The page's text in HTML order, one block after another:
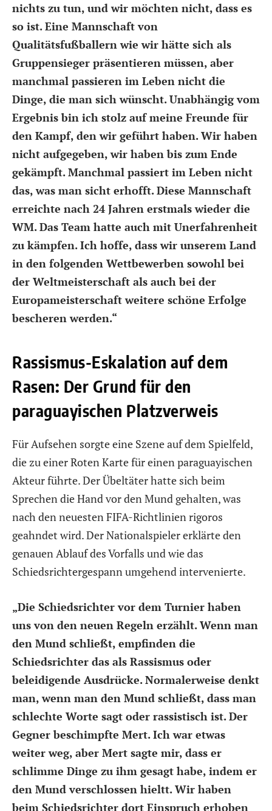
nichts zu tun, und wir möchten nicht, dass es
so ist. Eine Mannschaft von
Qualitätsfußballern wie wir hätte sich als
Gruppensieger präsentieren müssen, aber
manchmal passieren im Leben nicht die
Dinge, die man sich wünscht. Unabhängig vom
Ergebnis bin ich stolz auf meine Freunde für
den Kampf, den wir geführt haben. Wir haben
nicht aufgegeben, wir haben bis zum Ende
gekämpft. Manchmal passiert im Leben nicht
das, was man sicht erhofft. Diese Mannschaft
erreichte nach 24 Jahren erstmals wieder die
WM. Das Team hatte auch mit Unerfahrenheit
zu kämpfen. Ich hoffe, dass wir unserem Land
in den folgenden Wettbewerben sowohl bei
der Weltmeisterschaft als auch bei der
Europameisterschaft weitere schöne Erfolge
bescheren werden.“
Rassismus-Eskalation auf dem
Rasen: Der Grund für den
paraguayischen Platzverweis
Für Aufsehen sorgte eine Szene auf dem Spielfeld,
die zu einer Roten Karte für einen paraguayischen
Akteur führte. Der Übeltäter hatte sich beim
Sprechen die Hand vor den Mund gehalten, was
nach den neuesten FIFA-Richtlinien rigoros
geahndet wird. Der Nationalspieler erklärte den
genauen Ablauf des Vorfalls und wie das
Schiedsrichtergespann umgehend intervenierte.
„Die Schiedsrichter vor dem Turnier haben
uns von den neuen Regeln erzählt. Wenn man
den Mund schließt, empfinden die
Schiedsrichter das als Rassismus oder
beleidigende Ausdrücke. Normalerweise denkt
man, wenn man den Mund schließt, dass man
schlechte Worte sagt oder rassistisch ist. Der
Gegner beschimpfte Mert. Ich war etwas
weiter weg, aber Mert sagte mir, dass er
schlimme Dinge zu ihm gesagt habe, indem er
den Mund verschlossen hieltt. Wir haben
beim Schiedsrichter dort Einspruch erhoben